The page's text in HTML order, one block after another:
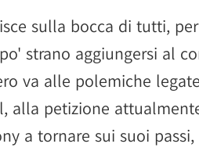
sulla bocca di tutti,
strano aggiungersi al
va alle polemiche
alla petizione
a tornare sui suoi